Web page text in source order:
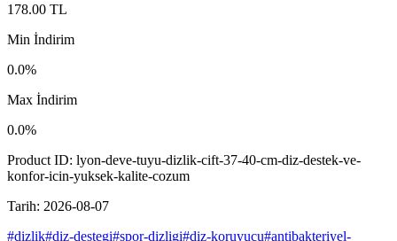
178.00 TL
Min İndirim
0.0%
Max İndirim
0.0%
Product ID: lyon-deve-tuyu-dizlik-cift-37-40-cm-diz-destek-ve-
konfor-icin-yuksek-kalite-cozum
Tarih: 2026-08-07
#dizlik#diz-destegi#spor-dizligi#diz-koruyucu#antibakteriyel-